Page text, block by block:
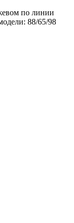
по линии
88/65/98